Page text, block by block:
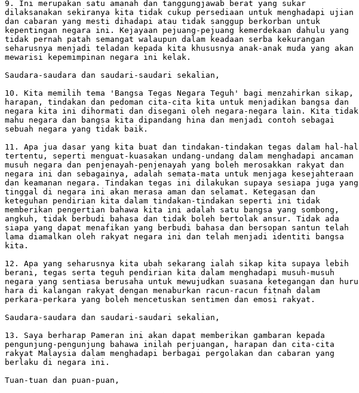
9. Ini merupakan satu amanah dan tanggungjawab berat yang sukar
dilaksanakan sekiranya kita tidak cukup persediaan untuk menghadapi ujian
dan cabaran yang mesti dihadapi atau tidak sanggup berkorban untuk
kepentingan negara ini. Kejayaan pejuang-pejuang kemerdekaan dahulu yang
tidak pernah patah semangat walaupun dalam keadaan serba kekurangan
seharusnya menjadi teladan kepada kita khususnya anak-anak muda yang akan
mewarisi kepemimpinan negara ini kelak.
Saudara-saudara dan saudari-saudari sekalian,
10. Kita memilih tema 'Bangsa Tegas Negara Teguh' bagi menzahirkan sikap,
harapan, tindakan dan pedoman cita-cita kita untuk menjadikan bangsa dan
negara kita ini dihormati dan disegani oleh negara-negara lain. Kita tidak
mahu negara dan bangsa kita dipandang hina dan menjadi contoh sebagai
sebuah negara yang tidak baik.
11. Apa jua dasar yang kita buat dan tindakan-tindakan tegas dalam hal-hal
tertentu, seperti menguat-kuasakan undang-undang dalam menghadapi ancaman
musuh negara dan penjenayah-penjenayah yang boleh merosakkan rakyat dan
negara ini dan sebagainya, adalah semata-mata untuk menjaga kesejahteraan
dan keamanan negara. Tindakan tegas ini dilakukan supaya sesiapa juga yang
tinggal di negara ini akan merasa aman dan selamat. Ketegasan dan
keteguhan pendirian kita dalam tindakan-tindakan seperti ini tidak
memberikan pengertian bahawa kita ini adalah satu bangsa yang sombong,
angkuh, tidak berbudi bahasa dan tidak boleh bertolak ansur. Tidak ada
siapa yang dapat menafikan yang berbudi bahasa dan bersopan santun telah
lama diamalkan oleh rakyat negara ini dan telah menjadi identiti bangsa
kita.
12. Apa yang seharusnya kita ubah sekarang ialah sikap kita supaya lebih
berani, tegas serta teguh pendirian kita dalam menghadapi musuh-musuh
negara yang sentiasa berusaha untuk mewujudkan suasana ketegangan dan huru
hara di kalangan rakyat dengan menaburkan racun-racun fitnah dalam
perkara-perkara yang boleh mencetuskan sentimen dan emosi rakyat.
Saudara-saudara dan saudari-saudari sekalian,
13. Saya berharap Pameran ini akan dapat memberikan gambaran kepada
pengunjung-pengunjung bahawa inilah perjuangan, harapan dan cita-cita
rakyat Malaysia dalam menghadapi berbagai pergolakan dan cabaran yang
berlaku di negara ini.
Tuan-tuan dan puan-puan,